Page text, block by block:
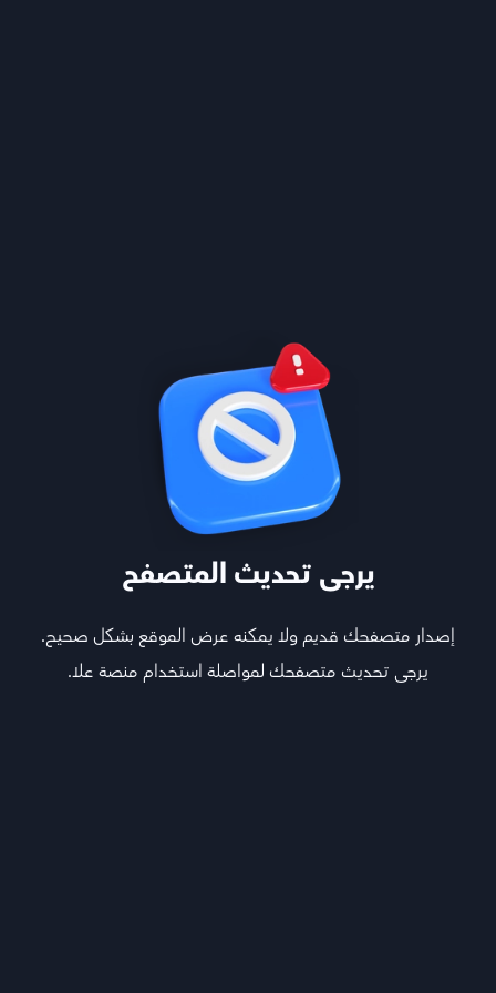
يرجى تحديث المتصفح
إصدار متصفحك قديم ولا يمكنه عرض الموقع بشكل صحيح.
يرجى تحديث متصفحك لمواصلة استخدام منصة علا.